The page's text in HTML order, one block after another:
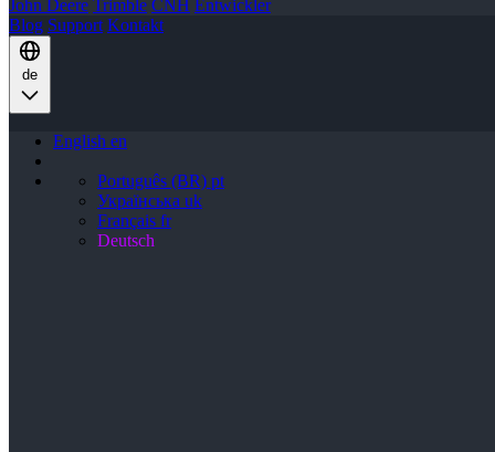
John Deere Trimble CNH Entwickler
Blog Support Kontakt
de
English en
Português (BR) pt
Українська uk
Français fr
Deutsch